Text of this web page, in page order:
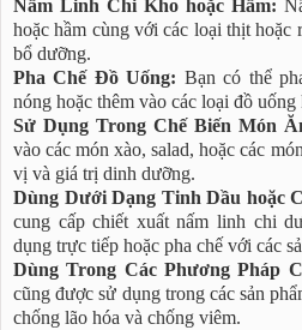
Nấm Linh Chi Kho hoặc Hầm:
hoặc hầm cùng với các loại thịt hoặc
bổ dưỡng.
Pha Chế Đồ Uống: Bạn có thể
nóng hoặc thêm vào các loại đồ
Sử Dụng Trong Chế Biến Món
vào các món xào, salad, hoặc các
vị và giá trị dinh dưỡng.
Dùng Dưới Dạng Tinh Dầu hoặc
cung cấp chiết xuất nấm linh chi
dụng trực tiếp hoặc pha chế với các
Dùng Trong Các Phương Pháp
cũng được sử dụng trong các sản
chống lão hóa và chống viêm.